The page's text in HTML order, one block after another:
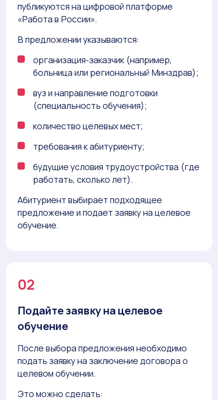
публикуются на цифровой платформе
«Работа в России».
В предложении указываются:
организация-заказчик (например,
больница или региональный Минздрав);
вуз и направление подготовки
(специальность обучения);
количество целевых мест;
требования к абитуриенту;
будущие условия трудоустройства (где
работать, сколько лет).
Абитуриент выбирает подходящее
предложение и подает заявку на целевое
обучение.
02
Подайте заявку на целевое
обучение
После выбора предложения необходимо
подать заявку на заключение договора о
целевом обучении.
Это можно сделать: